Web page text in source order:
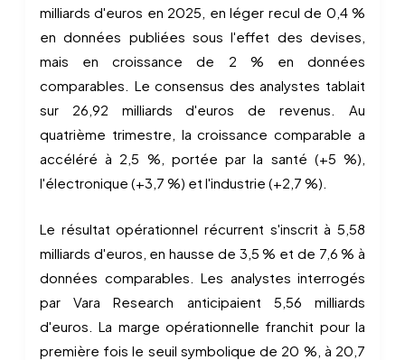
milliards d'euros en 2025, en léger recul de 0,4 %
en données publiées sous l'effet des devises,
mais en croissance de 2 % en données
comparables. Le consensus des analystes tablait
sur 26,92 milliards d'euros de revenus. Au
quatrième trimestre, la croissance comparable a
accéléré à 2,5 %, portée par la santé (+5 %),
l'électronique (+3,7 %) et l'industrie (+2,7 %).
Le résultat opérationnel récurrent s'inscrit à 5,58
milliards d'euros, en hausse de 3,5 % et de 7,6 % à
données comparables. Les analystes interrogés
par Vara Research anticipaient 5,56 milliards
d'euros. La marge opérationnelle franchit pour la
première fois le seuil symbolique de 20 %, à 20,7